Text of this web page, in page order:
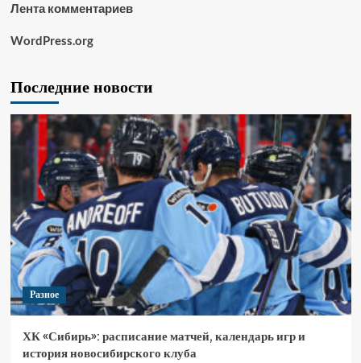
Лента комментариев
WordPress.org
Последние новости
Разное
ХК «Сибирь»: расписание матчей, календарь игр и
история новосибирского клуба